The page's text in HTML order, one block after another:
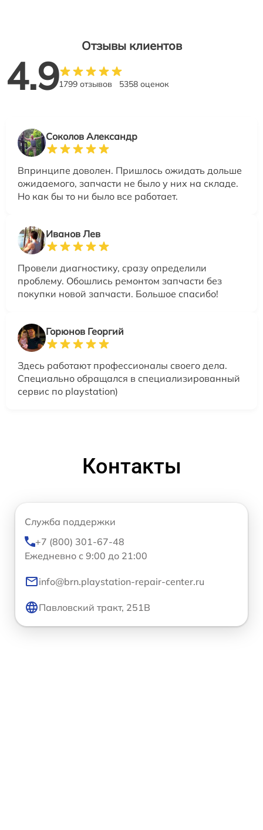
Отзывы клиентов
4.91799 отзывов 5358 оценок
Соколов Александр
Впринципе доволен. Пришлось ожидать дольше
ожидаемого, запчасти не было у них на складе.
Но как бы то ни было все работает.
Иванов Лев
Провели диагностику, сразу определили
проблему. Обошлись ремонтом запчасти без
покупки новой запчасти. Большое спасибо!
Горюнов Георгий
Здесь работают профессионалы своего дела.
Специально обращался в специализированный
сервис по playstation)
Контакты
Служба поддержки
+7 (800) 301-67-48
Ежедневно с 9:00 до 21:00
info@brn.playstation-repair-center.ru
Павловский тракт, 251В